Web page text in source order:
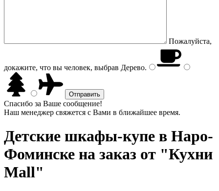
Пожалуйста,
докажите, что вы человек, выбрав Дерево.
Спасибо за Ваше сообщение!
Наш менеджер свяжется с Вами в ближайшее время.
Детские шкафы-купе в Наро-
Фоминске на заказ от "Кухни
Mall"